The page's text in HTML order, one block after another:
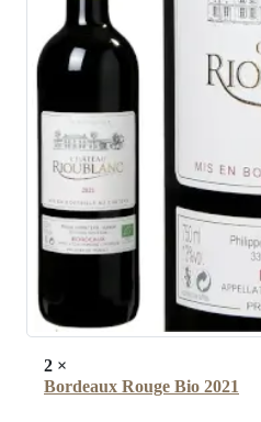
2 ×
Bordeaux Rouge Bio 2021